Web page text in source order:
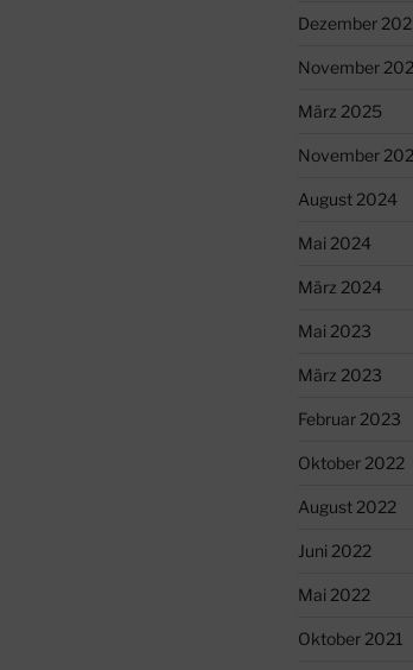
Dezember
November
März 2025
November
August 2024
Mai 2024
März 2024
Mai 2023
März 2023
Februar 2023
Oktober 2022
August 2022
Juni 2022
Mai 2022
Oktober 2021